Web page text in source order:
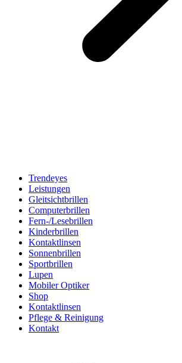
Trendeyes
Leistungen
Gleitsichtbrillen
Computerbrillen
Fern-/Lesebrillen
Kinderbrillen
Kontaktlinsen
Sonnenbrillen
Sportbrillen
Lupen
Mobiler Optiker
Shop
Kontaktlinsen
Pflege & Reinigung
Kontakt